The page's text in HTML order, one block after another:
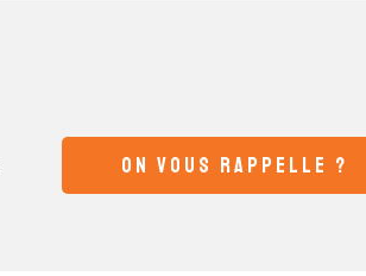
ON VOUS RAPPELLE ?